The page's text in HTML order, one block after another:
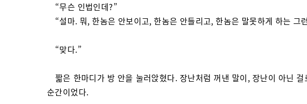
“무슨 인법인데?”
“설마. 뭐, 한놈은 안보이고, 한놈은 안들리고, 한놈은 말못하게 하는 그
“맞다.”
짧은 한마디가 방 안을 눌러앉혔다. 장난처럼 꺼낸 말이, 장난이 아닌
순간이었다.